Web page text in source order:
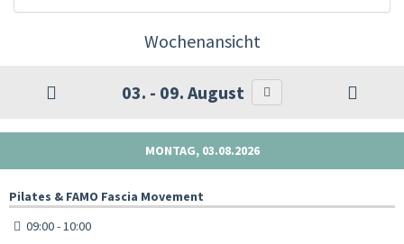
Wochenansicht
03. - 09. August
MONTAG, 03.08.2026
Pilates & FAMO Fascia Movement
09:00 - 10:00